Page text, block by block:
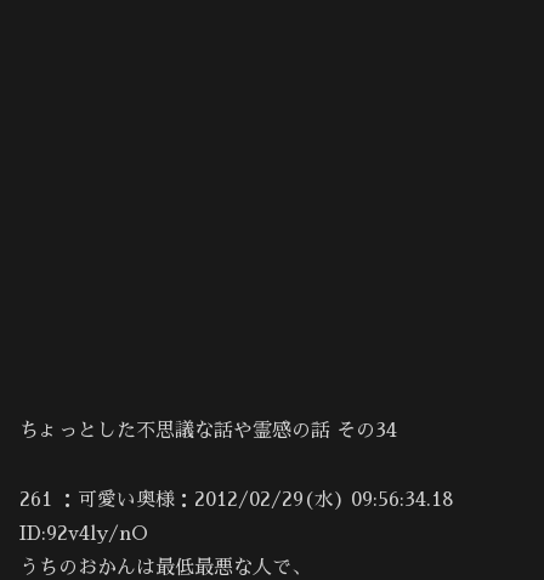
ちょっとした不思議な話や霊感の話 その34
261 ：可愛い奥様：2012/02/29(水) 09:56:34.18
ID:92v4ly/nO
うちのおかんは最低最悪な人で、